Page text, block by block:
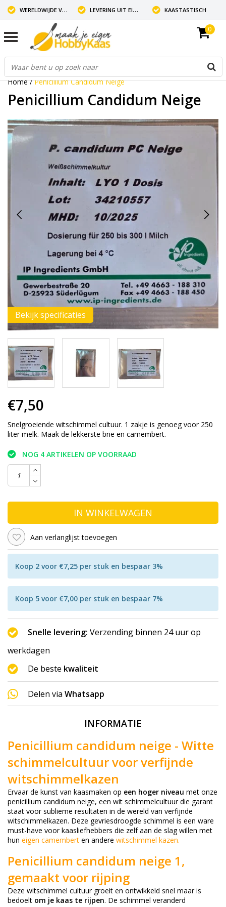
WERELDWIJDE VERZENDING LEVERING UIT EIGEN VOORRAAD KAASTASTISCH
0
Home/Penicillium Candidum Neige
Penicillium Candidum Neige
Bekijk specificaties
€7,50
Snelgroeiende witschimmel cultuur. 1 zakje is genoeg voor 250
liter melk. Maak de lekkerste brie en camembert.
NOG 4 ARTIKELEN OP VOORRAAD
IN WINKELWAGEN
Aan verlanglijst toevoegen
Koop 2 voor €7,25 per stuk en bespaar 3%
Koop 5 voor €7,00 per stuk en bespaar 7%
Snelle levering: Verzending binnen 24 uur op
werkdagen
De beste kwaliteit
Delen via Whatsapp
INFORMATIE
Penicillium candidum neige - Witte
schimmelcultuur voor verfijnde
witschimmelkazen
Ervaar de kunst van kaasmaken op een hoger niveau met onze
penicillium candidum neige, een wit schimmelcultuur die garant
staat voor sublieme resultaten in de wereld van verfijnde
witschimmelkazen. Deze gevriesdroogde schimmel is een ware
must-have voor kaasliefhebbers die zelf aan de slag willen met
hun eigen camembert en andere witschimmel kazen.
Penicillium candidum neige 1,
gemaakt voor rijping
Deze witschimmel cultuur groeit en ontwikkeld snel maar is
bedoelt om je kaas te rijpen. De schimmel veranderd